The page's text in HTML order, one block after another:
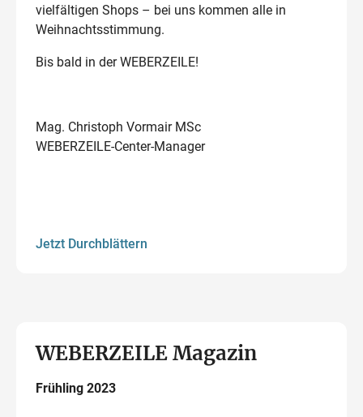
vielfältigen Shops – bei uns kommen alle in
Weihnachtsstimmung.
Bis bald in der WEBERZEILE!
Mag. Christoph Vormair MSc
WEBERZEILE-Center-Manager
Jetzt Durchblättern
WEBERZEILE Magazin
Frühling 2023